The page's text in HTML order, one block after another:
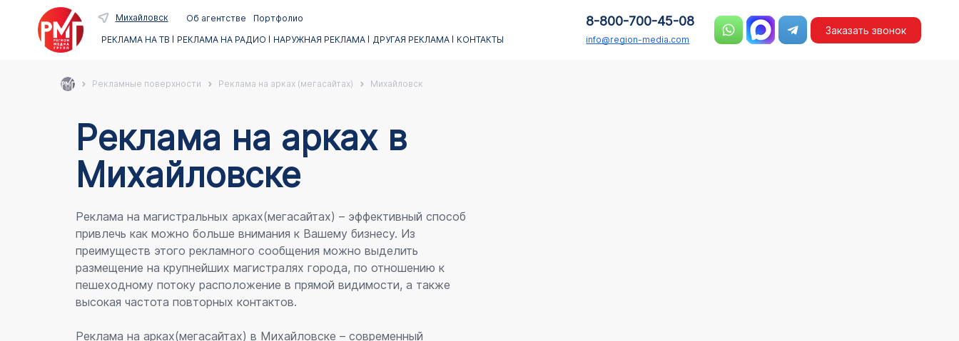
Михайловск Об агентстве
Портфолио
РЕКЛАМА НА ТВ
РЕКЛАМА НА РАДИО НАРУЖНАЯ РЕКЛАМА ДРУГАЯ РЕКЛАМА КОНТАКТЫ
8-800-700-45-08
info@region-media.com
Заказать звонок
Рекламные поверхности Реклама на арках (мегасайтах) Михайловск
Реклама на аркаx в
Михайловске
Реклама на магистральных арках(мегасайтах) – эффективный способ
привлечь как можно больше внимания к Вашему бизнесу. Из
преимуществ этого рекламного сообщения можно выделить
размещение на крупнейших магистралях города, по отношению к
пешеходному потоку расположение в прямой видимости, а также
высокая частота повторных контактов.
Реклама на арках(мегасайтах) в Михайловске – современный